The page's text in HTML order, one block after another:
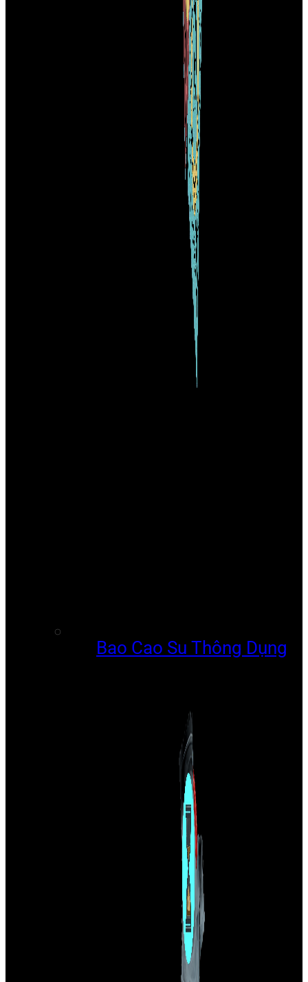
Bao Cao Su Thông Dụng